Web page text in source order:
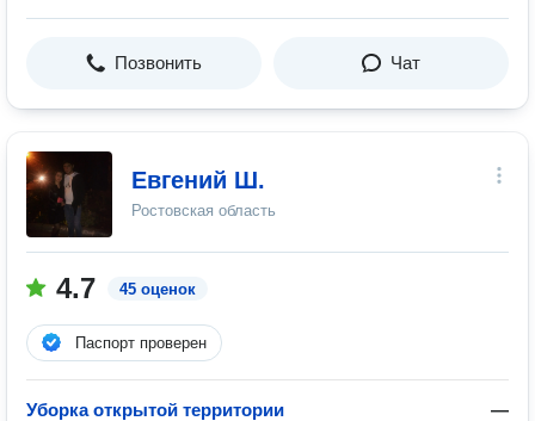
Позвонить Чат
Евгений Ш.
Ростовская область
4.7 45 оценок
Паспорт проверен
Уборка открытой территории —